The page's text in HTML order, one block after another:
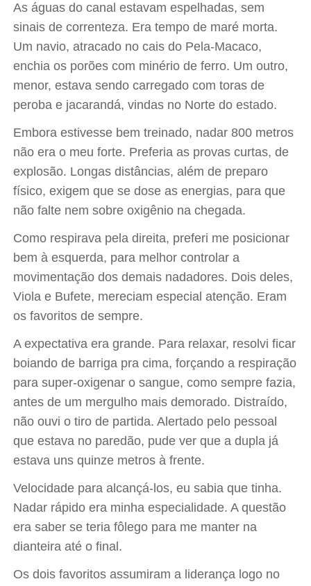
As águas do canal estavam espelhadas, sem
sinais de correnteza. Era tempo de maré morta.
Um navio, atracado no cais do Pela-Macaco,
enchia os porões com minério de ferro. Um outro,
menor, estava sendo carregado com toras de
peroba e jacarandá, vindas no Norte do estado.
Embora estivesse bem treinado, nadar 800 metros
não era o meu forte. Preferia as provas curtas, de
explosão. Longas distâncias, além de preparo
físico, exigem que se dose as energias, para que
não falte nem sobre oxigênio na chegada.
Como respirava pela direita, preferi me posicionar
bem à esquerda, para melhor controlar a
movimentação dos demais nadadores. Dois deles,
Viola e Bufete, mereciam especial atenção. Eram
os favoritos de sempre.
A expectativa era grande. Para relaxar, resolvi ficar
boiando de barriga pra cima, forçando a respiração
para super-oxigenar o sangue, como sempre fazia,
antes de um mergulho mais demorado. Distraído,
não ouvi o tiro de partida. Alertado pelo pessoal
que estava no paredão, pude ver que a dupla já
estava uns quinze metros à frente.
Velocidade para alcançá-los, eu sabia que tinha.
Nadar rápido era minha especialidade. A questão
era saber se teria fôlego para me manter na
dianteira até o final.
Os dois favoritos assumiram a liderança logo no